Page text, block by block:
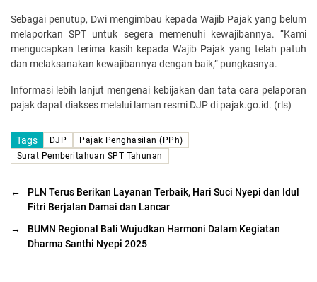
Sebagai penutup, Dwi mengimbau kepada Wajib Pajak yang belum
melaporkan SPT untuk segera memenuhi kewajibannya. “Kami
mengucapkan terima kasih kepada Wajib Pajak yang telah patuh
dan melaksanakan kewajibannya dengan baik,” pungkasnya.
Informasi lebih lanjut mengenai kebijakan dan tata cara pelaporan
pajak dapat diakses melalui laman resmi DJP di pajak.go.id. (rls)
Tags DJP
Pajak Penghasilan (PPh)
Surat Pemberitahuan SPT Tahunan
←
PLN Terus Berikan Layanan Terbaik, Hari Suci Nyepi dan Idul
Fitri Berjalan Damai dan Lancar
→
BUMN Regional Bali Wujudkan Harmoni Dalam Kegiatan
Dharma Santhi Nyepi 2025